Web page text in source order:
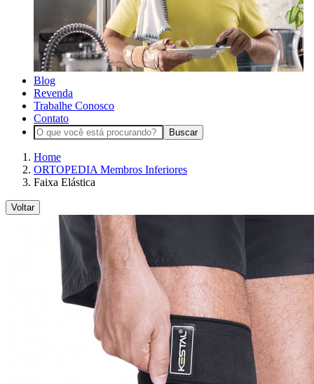
Blog
Revenda
Trabalhe Conosco
Contato
Buscar
Home
ORTOPEDIA Membros Inferiores
Faixa Elástica
Voltar